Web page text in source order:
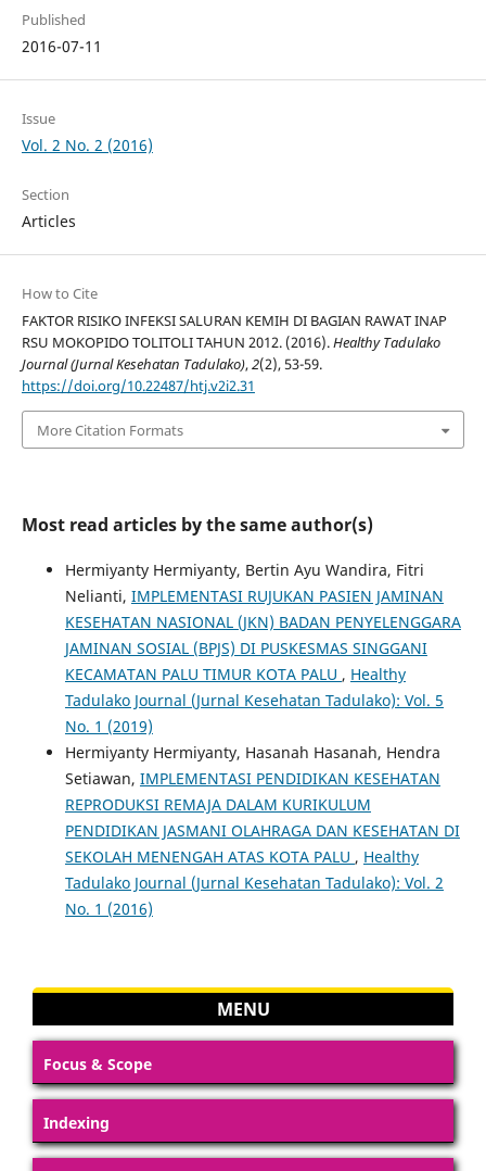
Published
2016-07-11
Issue
Vol. 2 No. 2 (2016)
Section
Articles
How to Cite
FAKTOR RISIKO INFEKSI SALURAN KEMIH DI BAGIAN RAWAT INAP
RSU MOKOPIDO TOLITOLI TAHUN 2012. (2016).Healthy Tadulako
Journal (Jurnal Kesehatan Tadulako),2(2), 53-59.
https://doi.org/10.22487/htj.v2i2.31
More Citation Formats
Most read articles by the same author(s)
Hermiyanty Hermiyanty, Bertin Ayu Wandira, Fitri
Nelianti, IMPLEMENTASI RUJUKAN PASIEN JAMINAN
KESEHATAN NASIONAL (JKN) BADAN PENYELENGGARA
JAMINAN SOSIAL (BPJS) DI PUSKESMAS SINGGANI
KECAMATAN PALU TIMUR KOTA PALU , Healthy
Tadulako Journal (Jurnal Kesehatan Tadulako): Vol. 5
No. 1 (2019)
Hermiyanty Hermiyanty, Hasanah Hasanah, Hendra
Setiawan, IMPLEMENTASI PENDIDIKAN KESEHATAN
REPRODUKSI REMAJA DALAM KURIKULUM
PENDIDIKAN JASMANI OLAHRAGA DAN KESEHATAN DI
SEKOLAH MENENGAH ATAS KOTA PALU , Healthy
Tadulako Journal (Jurnal Kesehatan Tadulako): Vol. 2
No. 1 (2016)
MENU
Focus & Scope
Indexing